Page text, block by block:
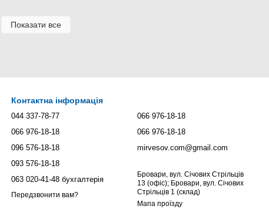
Показати все
Контактна інформація
044 337-78-77
066 976-18-18
096 576-18-18
093 576-18-18
063 020-41-48 бухгалтерія
Передзвонити вам?
066 976-18-18
066 976-18-18
mirvesov.com@gmail.com
Бровари, вул. Січових Стрільців
13 (офіс); Бровари, вул. Січових
Стрільців 1 (склад)
Мапа проїзду